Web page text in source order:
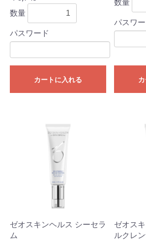
数量
パスワード
カートに入れる
数量
パスワ
ゼオスキンヘルス シーセラ
ム
ゼオス
ルクレ